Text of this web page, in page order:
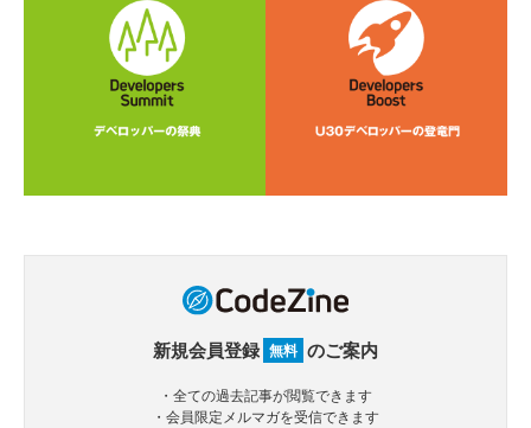
新規会員登録 無料 のご案内
・全ての過去記事が閲覧できます
・会員限定メルマガを受信できます